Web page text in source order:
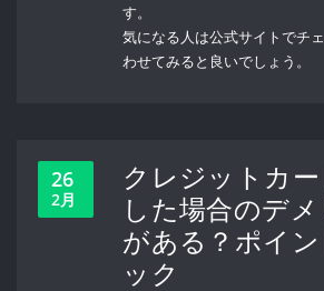
す。
気になる人は公式サイトでチ
わせてみると良いでしょう。
26
2月
クレジットカ
した場合のデ
がある？ポイ
ック